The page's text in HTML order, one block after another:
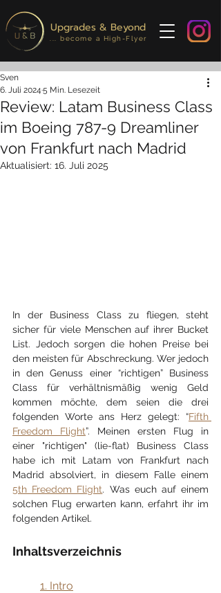
Upgrades & Beyond
... become a High-Flyer
Review: Latam Business Class
im Boeing 787-9 Dreamliner
von Frankfurt nach Madrid
Sven
6. Juli 2024 5 Min. Lesezeit
Aktualisiert: 16. Juli 2025
In der Business Class zu fliegen, steht
sicher für viele Menschen auf ihrer Bucket
List. Jedoch sorgen die hohen Preise bei
den meisten für Abschreckung. Wer jedoch
in den Genuss einer “richtigen” Business
Class für verhältnismäßig wenig Geld
kommen möchte, dem seien die drei
folgenden Worte ans Herz gelegt: “Fifth
Freedom Flight”. Meinen ersten Flug in
einer "richtigen" (lie-flat) Business Class
habe ich mit Latam von Frankfurt nach
5th Freedom Flight. Was euch auf einem
solchen Flug erwarten kann, erfahrt ihr im
folgenden Artikel.
Inhaltsverzeichnis
​1. Intro